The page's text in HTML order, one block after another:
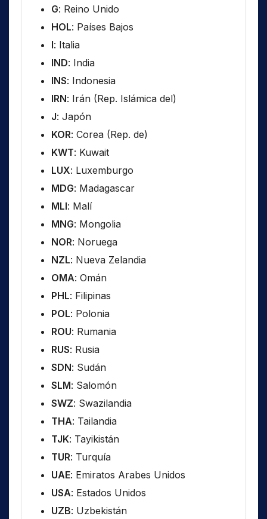
G: Reino Unido
HOL: Países Bajos
I: Italia
IND: India
INS: Indonesia
IRN: Irán (Rep. Islámica del)
J: Japón
KOR: Corea (Rep. de)
KWT: Kuwait
LUX: Luxemburgo
MDG: Madagascar
MLI: Malí
MNG: Mongolia
NOR: Noruega
NZL: Nueva Zelandia
OMA: Omán
PHL: Filipinas
POL: Polonia
ROU: Rumania
RUS: Rusia
SDN: Sudán
SLM: Salomón
SWZ: Swazilandia
THA: Tailandia
TJK: Tayikistán
TUR: Turquía
UAE: Emiratos Arabes Unidos
USA: Estados Unidos
UZB: Uzbekistán